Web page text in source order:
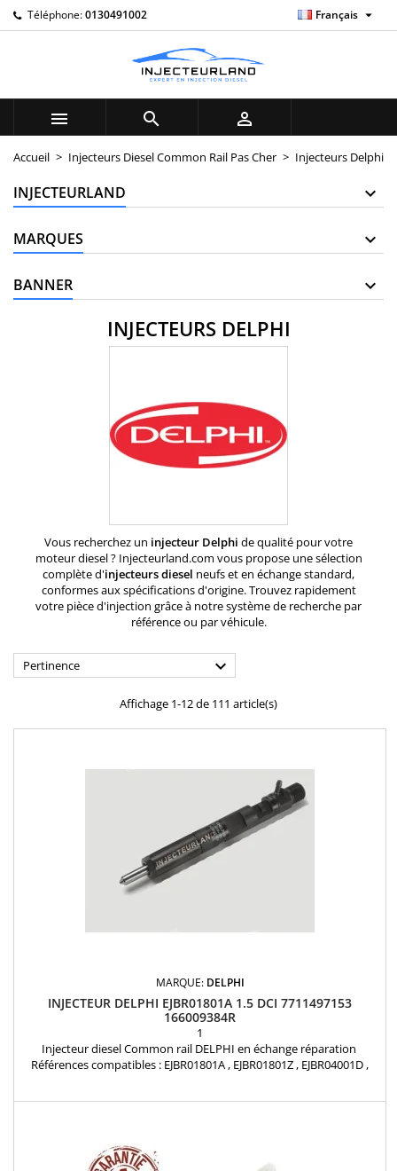
Téléphone:0130491002 Français 
  
Accueil Injecteurs Diesel Common Rail Pas Cher Injecteurs Delphi
INJECTEURLAND
MARQUES
BANNER
INJECTEURS DELPHI
Vous recherchez un injecteur Delphi de qualité pour votre
moteur diesel ? Injecteurland.com vous propose une sélection
complète d'injecteurs diesel neufs et en échange standard,
conformes aux spécifications d'origine. Trouvez rapidement
votre pièce d'injection grâce à notre système de recherche par
référence ou par véhicule.
Pertinence 
Affichage 1-12 de 111 article(s)
MARQUE: DELPHI
INJECTEUR DELPHI EJBR01801A 1.5 DCI 7711497153
166009384R
1
Injecteur diesel Common rail DELPHI en échange réparation
Références compatibles : EJBR01801A , EJBR01801Z , EJBR04001D ,
My wishlists ×
add_circle_outline
((modalTitle)) ×
((confirmMessage))
((cancelText)) ((modalDeleteText))
((title)) ×
Connexion ×
Vous devez être connecté pour ajouter des produits à
votre liste d'envies.
((cancelText)) ((loginText))